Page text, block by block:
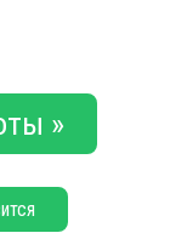
»